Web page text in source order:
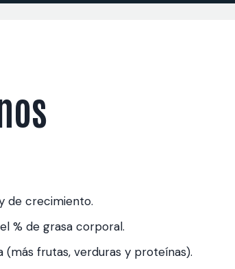
de crecimiento.
% de grasa corporal.
(más frutas, verduras y proteínas).